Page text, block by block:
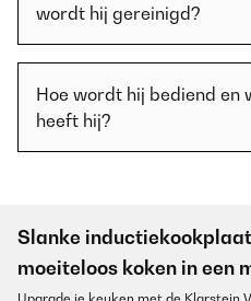
wordt hij gereinigd?
Hoe wordt hij bediend en
heeft hij?
Slanke
moeiteloos koken in een